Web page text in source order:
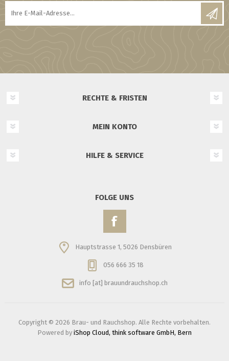
RECHTE & FRISTEN
MEIN KONTO
HILFE & SERVICE
FOLGE UNS
Hauptstrasse 1, 5026 Densbüren
056 666 35 18
info [at] brauundrauchshop.ch
Copyright © 2026 Brau- und Rauchshop. Alle Rechte vorbehalten.
Powered by iShop Cloud, think software GmbH, Bern